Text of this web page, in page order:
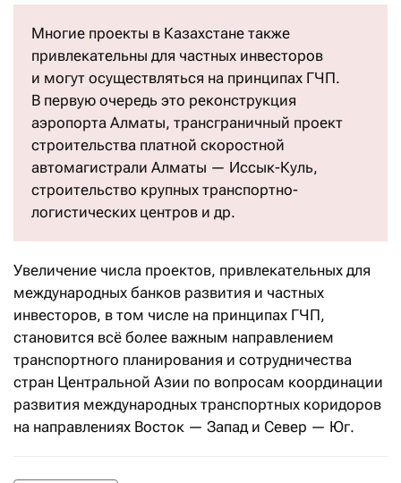
Многие проекты в Казахстане также
привлекательны для частных инвесторов
и могут осуществляться на принципах ГЧП.
В первую очередь это реконструкция
аэропорта Алматы, трансграничный проект
строительства платной скоростной
автомагистрали Алматы — Иссык-Куль,
строительство крупных транспортно-
логистических центров и др.
Увеличение числа проектов, привлекательных для
международных банков развития и частных
инвесторов, в том числе на принципах ГЧП,
становится всё более важным направлением
транспортного планирования и сотрудничества
стран Центральной Азии по вопросам координации
развития международных транспортных коридоров
на направлениях Восток — Запад и Север — Юг.